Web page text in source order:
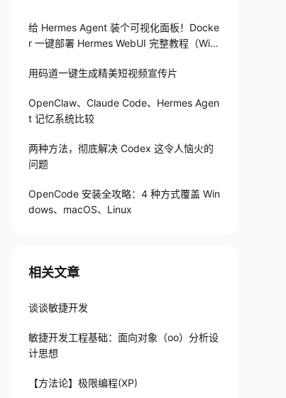
给 Hermes Agent 装个可视化面板！Docke
r 一键部署 Hermes WebUI 完整教程（Win
用码道一键生成精美短视频宣传片
OpenClaw、Claude Code、Hermes Agen
t 记忆系统比较
两种方法，彻底解决 Codex 这令人恼火的
问题
OpenCode 安装全攻略：4 种方式覆盖 Win
dows、macOS、Linux
相关文章
谈谈敏捷开发
敏捷开发工程基础：面向对象（oo）分析设
计思想
【方法论】极限编程(XP)